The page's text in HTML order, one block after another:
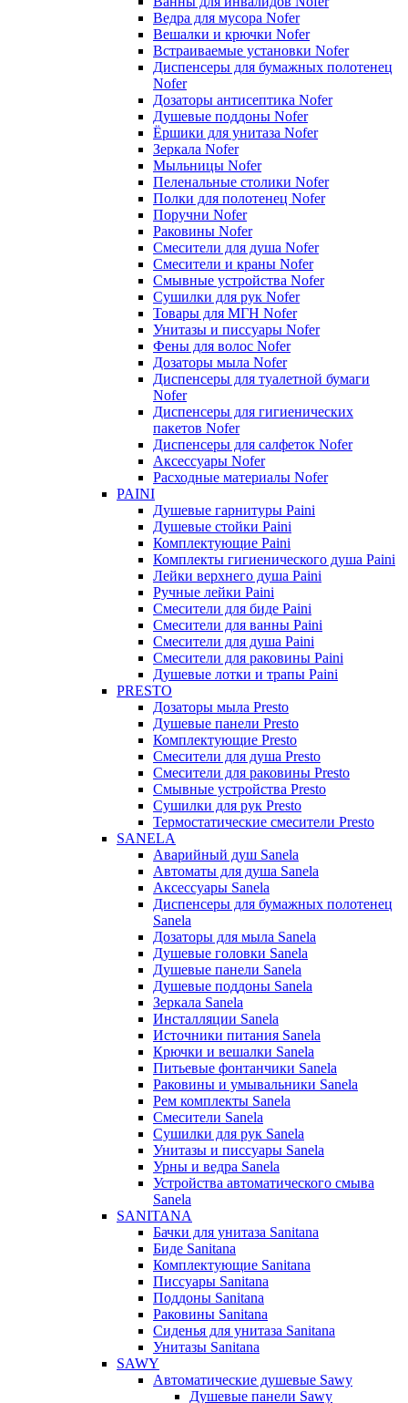
Ведра для мусора Nofer
Вешалки и крючки Nofer
Встраиваемые установки Nofer
Диспенсеры для бумажных полотенец
Nofer
Дозаторы антисептика Nofer
Душевые поддоны Nofer
Ёршики для унитаза Nofer
Зеркала Nofer
Мыльницы Nofer
Пеленальные столики Nofer
Полки для полотенец Nofer
Поручни Nofer
Раковины Nofer
Смесители для душа Nofer
Смесители и краны Nofer
Смывные устройства Nofer
Сушилки для рук Nofer
Товары для МГН Nofer
Унитазы и писсуары Nofer
Фены для волос Nofer
Дозаторы мыла Nofer
Диспенсеры для туалетной бумаги
Nofer
Диспенсеры для гигиенических
пакетов Nofer
Диспенсеры для салфеток Nofer
Аксессуары Nofer
Расходные материалы Nofer
PAINI
Душевые гарнитуры Paini
Душевые стойки Paini
Комплектующие Paini
Комплекты гигиенического душа Paini
Лейки верхнего душа Paini
Ручные лейки Paini
Смесители для биде Paini
Смесители для ванны Paini
Смесители для душа Paini
Смесители для раковины Paini
Душевые лотки и трапы Paini
PRESTO
Дозаторы мыла Presto
Душевые панели Presto
Комплектующие Presto
Смесители для душа Presto
Смесители для раковины Presto
Смывные устройства Presto
Сушилки для рук Presto
Термостатические смесители Presto
SANELA
Аварийный душ Sanela
Автоматы для душа Sanela
Аксессуары Sanela
Диспенсеры для бумажных полотенец
Sanela
Дозаторы для мыла Sanela
Душевые головки Sanela
Душевые панели Sanela
Душевые поддоны Sanela
Зеркала Sanela
Инсталляции Sanela
Источники питания Sanela
Крючки и вешалки Sanela
Питьевые фонтанчики Sanela
Раковины и умывальники Sanela
Рем комплекты Sanela
Смесители Sanela
Сушилки для рук Sanela
Унитазы и писсуары Sanela
Урны и ведра Sanela
Устройства автоматического смыва
Sanela
SANITANA
Бачки для унитаза Sanitana
Биде Sanitana
Комплектующие Sanitana
Писсуары Sanitana
Поддоны Sanitana
Раковины Sanitana
Сиденья для унитаза Sanitana
Унитазы Sanitana
SAWY
Автоматические душевые Sawy
Душевые панели Sawy